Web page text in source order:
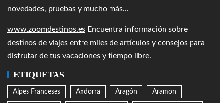
novedades, pruebas y mucho más...
www.zoomdestinos.es Encuentra información sobre
destinos de viajes entre miles de artículos y consejos para
disfrutar de tus vacaciones y tiempo libre.
ETIQUETAS
Alpes Franceses Andorra Aragón Aramon